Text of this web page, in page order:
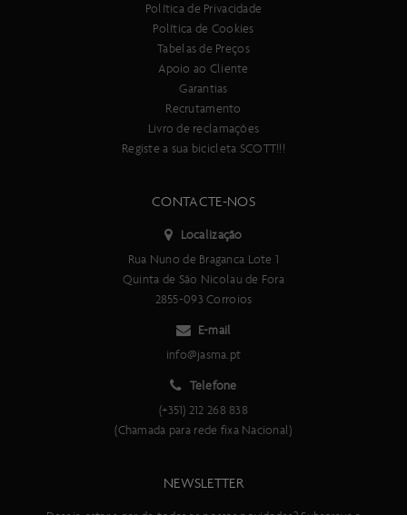
Política de Privacidade
Política de Cookies
Tabelas de Preços
Apoio ao Cliente
Garantias
Recrutamento
Livro de reclamações
Registe a sua bicicleta SCOTT!!!
CONTACTE-NOS
Localização
Rua Nuno de Braganca Lote 1
Quinta de São Nicolau de Fora
2855-093 Corroios
E-mail
info@jasma.pt
Telefone
(+351) 212 268 838
(Chamada para rede fixa Nacional)
NEWSLETTER